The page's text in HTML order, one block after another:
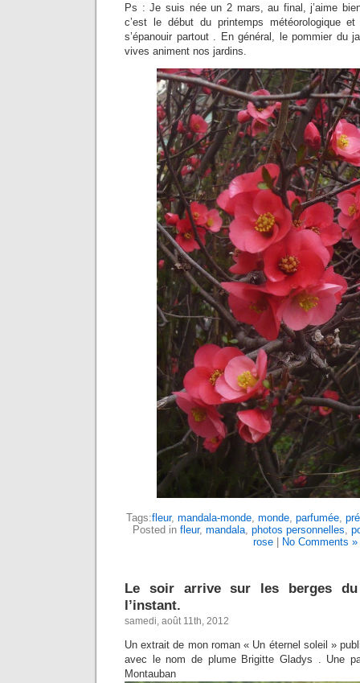
Ps : Je suis née un 2 mars, au final, j’aime
c’est le début du printemps météorologique
s’épanouir partout . En général, le pommier du
vives animent nos jardins.
Tags:fleur, mandala-monde, monde, parfumée,
Posted in fleur, mandala photos personnelles
rose
No Comments »
Le soir arrive sur les berges du
l’instant.
samedi, août 11th, 2012
Un extrait de mon roman « Un éternel soleil »
avec le nom de plume Brigitte Gladys . Une
Montauban